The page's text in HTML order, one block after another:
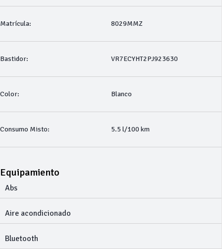
Matrícula: 8029MMZ
Bastidor: VR7ECYHT2PJ923630
Color: Blanco
Consumo Misto: 5.5 l/100 km
Equipamiento
Abs
Aire acondicionado
Bluetooth